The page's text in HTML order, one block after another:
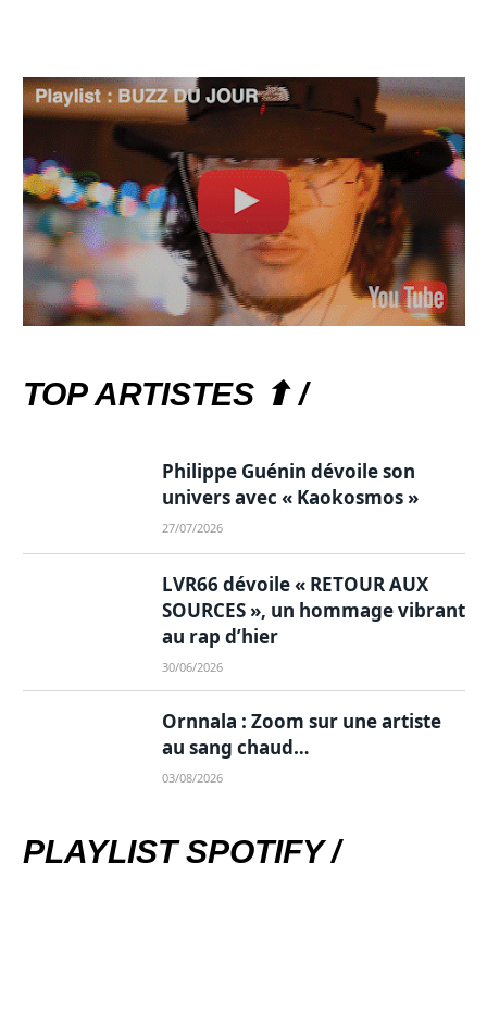
TOP ARTISTES ⬆ /
Philippe Guénin dévoile son
univers avec « Kaokosmos »
27/07/2026
LVR66 dévoile « RETOUR AUX
SOURCES », un hommage vibrant
au rap d’hier
30/06/2026
Ornnala : Zoom sur une artiste
au sang chaud…
03/08/2026
PLAYLIST SPOTIFY /